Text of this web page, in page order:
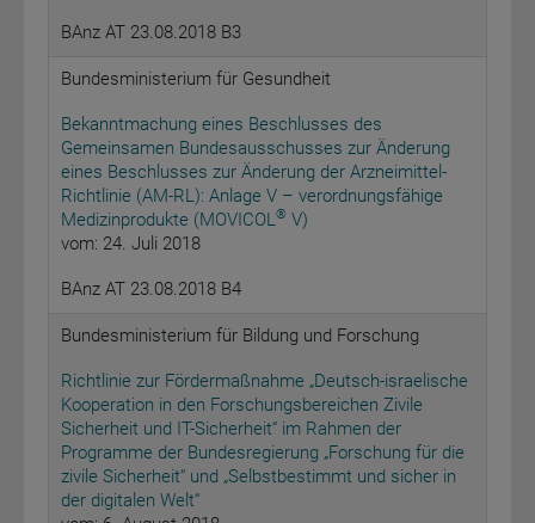
BAnz AT 23.08.2018 B3
Bundesministerium für Gesundheit
Bekanntmachung eines Beschlusses des
Gemeinsamen Bundesausschusses zur Änderung
eines Beschlusses zur Änderung der Arzneimittel-
Richtlinie (AM-RL): Anlage V – verordnungsfähige
Medizinprodukte (MOVICOL® V)
vom: 24. Juli 2018
BAnz AT 23.08.2018 B4
Bundesministerium für Bildung und Forschung
Richtlinie zur Fördermaßnahme „Deutsch-israelische
Kooperation in den Forschungsbereichen Zivile
Sicherheit und IT-Sicherheit“ im Rahmen der
Programme der Bundesregierung „Forschung für die
zivile Sicherheit“ und „Selbstbestimmt und sicher in
der digitalen Welt“